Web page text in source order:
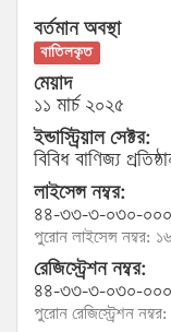
বর্তমান অবস্থা
বাতিলকৃত
মেয়াদ
১১ মার্চ ২০২৫
ইন্ডাস্ট্রিয়াল সেক্টর:
বিবিধ বাণিজ্য
লাইসেন্স নম্বর:
৪৪-৩৩-৩-০৩০-
পুরোন লাইসেন্স নম্বর:
রেজিস্ট্রেশন নম্বর:
৪৪-৩৩-৩-০৩০-
পুরোন রেজিস্ট্রেশন